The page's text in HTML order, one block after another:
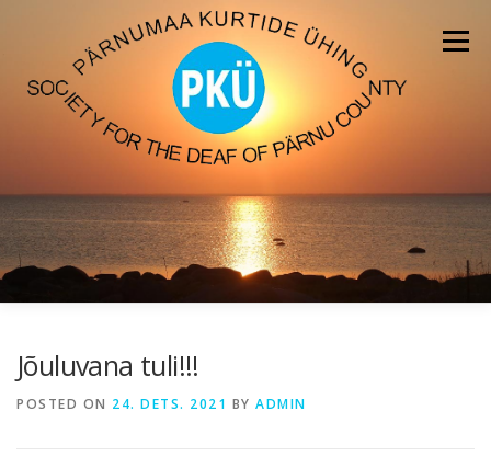
Menu
ESILEHT UUDISED MEEDIA
Jõuluvana tuli!!!
POSTED ON 24. DETS. 2021 BY ADMIN